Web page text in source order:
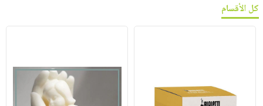
كل الأقسام